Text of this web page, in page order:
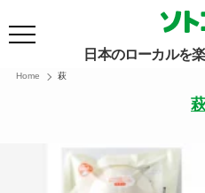
日本のローカルを
Home 萩